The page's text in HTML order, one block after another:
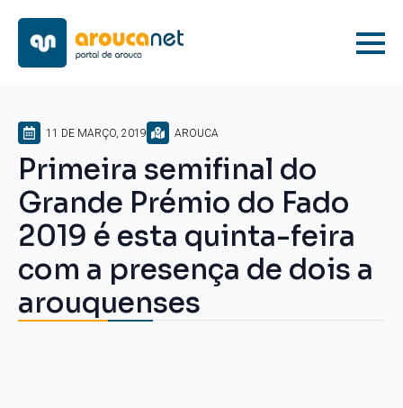
11 DE MARÇO, 2019 AROUCA
Primeira semifinal do
Grande Prémio do Fado
2019 é esta quinta-feira
com a presença de dois a
arouquenses